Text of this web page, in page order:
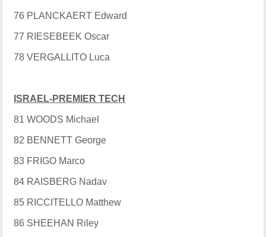
76 PLANCKAERT Edward
77 RIESEBEEK Oscar
78 VERGALLITO Luca
ISRAEL-PREMIER TECH
81 WOODS Michael
82 BENNETT George
83 FRIGO Marco
84 RAISBERG Nadav
85 RICCITELLO Matthew
86 SHEEHAN Riley